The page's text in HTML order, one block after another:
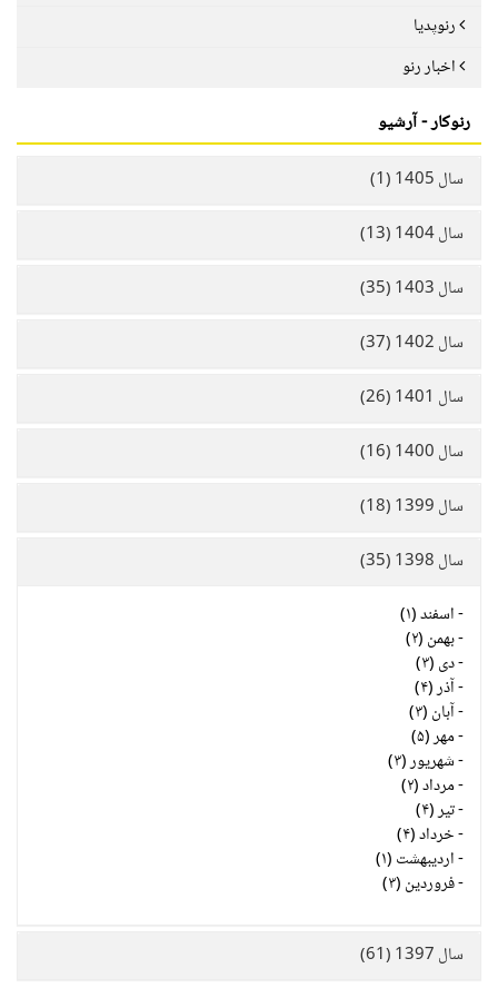
رنوپدیا
اخبار رنو
رنوکار - آرشیو
سال 1405 (1)
سال 1404 (13)
سال 1403 (35)
سال 1402 (37)
سال 1401 (26)
سال 1400 (16)
سال 1399 (18)
سال 1398 (35)
-اسفند (۱)
-بهمن (۲)
-دی (۳)
-آذر (۴)
-آبان (۳)
-مهر (۵)
-شهریور (۳)
-مرداد (۲)
-تیر (۴)
-خرداد (۴)
-اردیبهشت (۱)
-فروردین (۳)
سال 1397 (61)